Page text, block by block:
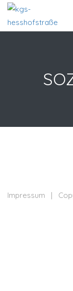
Impressum |